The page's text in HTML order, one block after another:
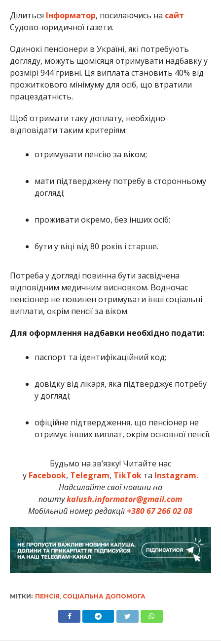
Ділиться Інформатор, посилаючись на сайт
Судово-юридичної газети.
Одинокі пенсіонери в Україні, які потребують
догляду, можуть щомісяця отримувати надбавку у
розмірі 944 гривні. Ця виплата становить 40% від
прожиткового мінімуму для осіб, що втратили
працездатність.
Щоб отримати таку доплату, необхідно
відповідати таким критеріям:
отримувати пенсію за віком;
мати підтверджену потребу в сторонньому
догляді;
проживати окремо, без інших осіб;
бути у віці від 80 років і старше.
Потреба у догляді повинна бути засвідчена
відповідним медичним висновком. Водночас
пенсіонер не повинен отримувати інші соціальні
виплати, окрім пенсії за віком.
Для оформлення надбавки необхідно подати:
паспорт та ідентифікаційний код;
довідку від лікаря, яка підтверджує потребу
у догляді;
офіційне підтвердження, що пенсіонер не
отримує інших виплат, окрім основної пенсії.
Будьмо на зв’язку! Читайте нас
у Facebook, Telegram, TikTokта Instagram.
Надсилайте свої новини на
поштуkalush.informator@gmail.com
Мобільний номер редакції+380 67 266 02 08
МІТКИ: ПЕНСІЯ СОЦІАЛЬНА ДОПОМОГА